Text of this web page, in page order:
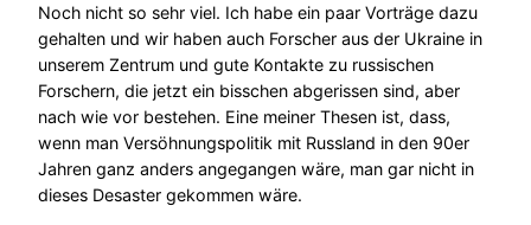
Noch nicht so sehr viel. Ich habe ein paar Vorträge dazu
gehalten und wir haben auch Forscher aus der Ukraine in
unserem Zentrum und gute Kontakte zu russischen
Forschern, die jetzt ein bisschen abgerissen sind, aber
nach wie vor bestehen. Eine meiner Thesen ist, dass,
wenn man Versöhnungspolitik mit Russland in den 90er
Jahren ganz anders angegangen wäre, man gar nicht in
dieses Desaster gekommen wäre.